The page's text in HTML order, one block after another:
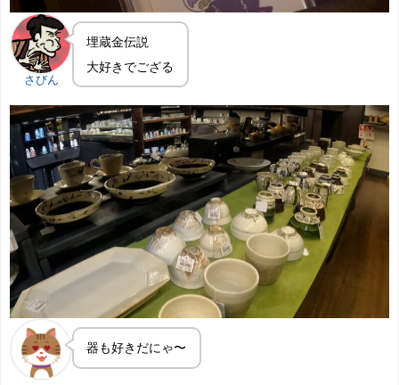
さびん
埋蔵金伝説
大好きでござる
器も好きだにゃ〜